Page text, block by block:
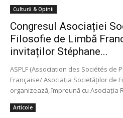
Cultură & Opinii
Congresul Asociației
Filosofie de Limbă
invitaților Stéphane...
ASPLF (Association des Sociétés de
Française/ Asociația Societăților de
organizează, împreună cu Asociația
Articole